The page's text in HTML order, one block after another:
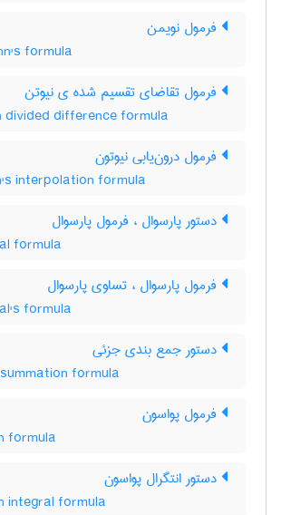
فرمول نویمن
formula
فرمول تقاضای تقسیم شده ی نیوتن
divided difference formula
فرمول درون‌یابی نیوتون
interpolation formula
دستور پارسوال ، فرمول پارسوال
formula
فرمول پارسوال ، تساوی پارسوال
formula
دستور جمع بندی جزئی
formula
فرمول پواسون
formula
دستور انتگرال پواسون
integral formula